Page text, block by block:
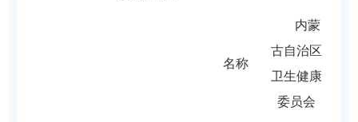
名称
内蒙
古自治区
卫生健康
委员会